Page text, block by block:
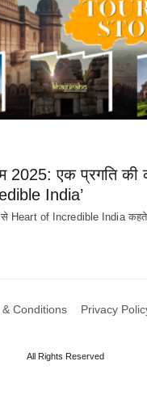
2025: एक प्रगति की
India’
से Heart of Incredible India
& Conditions Privacy
All Rights Reserved